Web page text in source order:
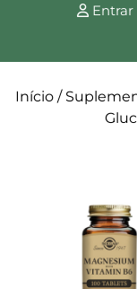
Entrar
Início /